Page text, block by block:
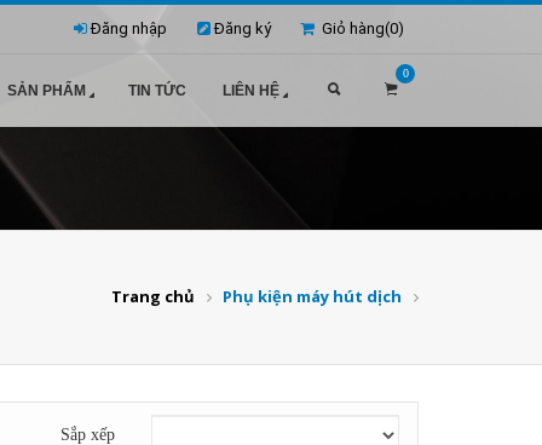
Giỏ hàng(0)
Đăng nhập Đăng ký
0
SẢN PHẨM TIN TỨC LIÊN HỆ
Trang chủ Phụ kiện máy hút dịch
Sắp xếp